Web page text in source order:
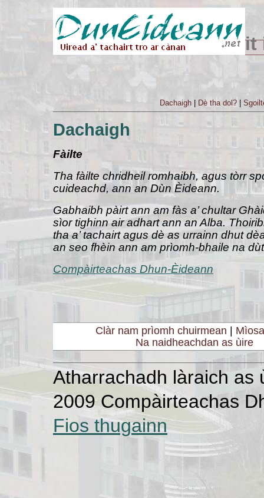
it
Dachaigh Dè tha dol?
Dachaigh
Fàilte
Tha fàilte chridheil romhaibh, agus tòrr
cuideachd, ann an Dùn Èideann.
Gabhaibh pàirt ann am fàs a’ chultar
sìor tighinn air adhart ann an Alba.
tha a’ tachairt agus dè as urrainn dhut
an seo fhèin ann am prìomh-bhaile na
Compàirteachas Dhun-Èideann
Clàr nam prìomh chuirmean
Na naidheachdan as ùire
Atharrachadh làraich
2009 Compàirteachas
Fios thugainn